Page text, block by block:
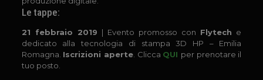
Le tappe:
21 febbraio 2019 | Evento promosso con Flytech e
dedicato alla tecnologia di stampa 3D HP – Emilia
Romagna. Iscrizioni aperte . Clicca QUI per prenotare il
tuo posto.